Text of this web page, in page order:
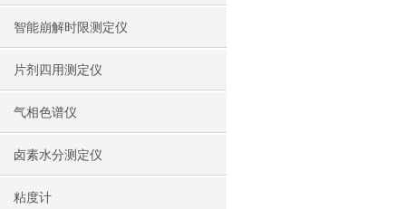
智能崩解时限测定仪
片剂四用测定仪
气相色谱仪
卤素水分测定仪
粘度计